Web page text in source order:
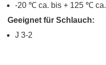
-20 ℃ ca. bis + 125 ℃ ca.
Geeignet für Schlauch:
J 3-2